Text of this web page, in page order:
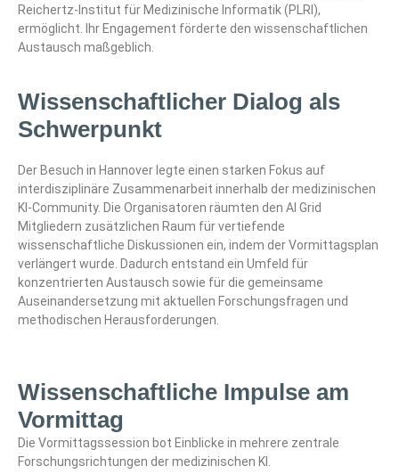
Reichertz-Institut für Medizinische Informatik (PLRI),
ermöglicht. Ihr Engagement förderte den wissenschaftlichen
Austausch maßgeblich.
Wissenschaftlicher Dialog als
Schwerpunkt
Der Besuch in Hannover legte einen starken Fokus auf
interdisziplinäre Zusammenarbeit innerhalb der medizinischen
KI-Community. Die Organisatoren räumten den AI Grid
Mitgliedern zusätzlichen Raum für vertiefende
wissenschaftliche Diskussionen ein, indem der Vormittagsplan
verlängert wurde. Dadurch entstand ein Umfeld für
konzentrierten Austausch sowie für die gemeinsame
Auseinandersetzung mit aktuellen Forschungsfragen und
methodischen Herausforderungen.
Wissenschaftliche Impulse am
Vormittag
Die Vormittagssession bot Einblicke in mehrere zentrale
Forschungsrichtungen der medizinischen KI.